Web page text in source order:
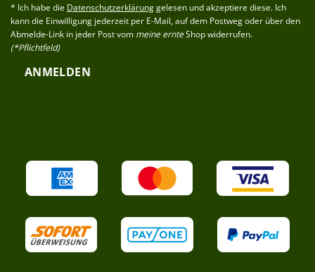
* Ich habe die Datenschutzerklärunggelesen und akzeptiere diese. Ich
kann die Einwilligung jederzeit per E-Mail, auf dem Postweg oder über den
Abmelde-Link in jeder Post vom meine ernteShop widerrufen.
(*Pflichtfeld)
ANMELDEN